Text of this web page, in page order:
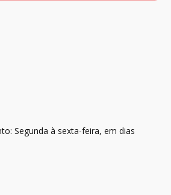
Segunda à sexta-feira, em dias